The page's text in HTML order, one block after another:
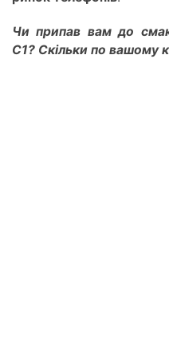
Чи припав вам до
C1? Скільки по вашому